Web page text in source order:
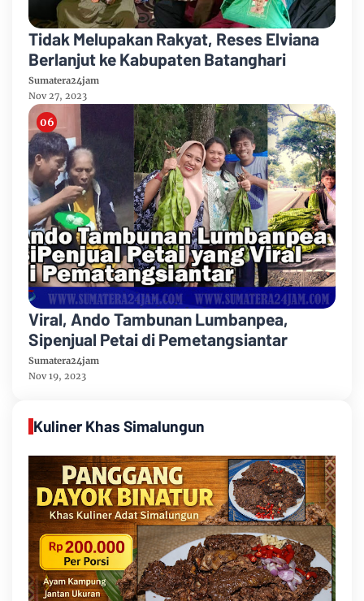
Tidak Melupakan Rakyat, Reses Elviana
Berlanjut ke Kabupaten Batanghari
Sumatera24jam
Nov 27, 2023
Viral, Ando Tambunan Lumbanpea,
Sipenjual Petai di Pemetangsiantar
Sumatera24jam
Nov 19, 2023
Kuliner Khas Simalungun